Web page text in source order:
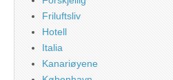
Friluftsliv
Hotell
Italia
Kanariøyene